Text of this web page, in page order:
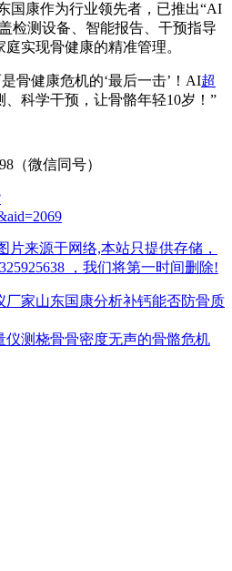
国康作为行业领先者，已推出“AI
检测设备、智能报告、干预指导
实现骨健康的精准管理。
骨健康危机的‘最后一击’！ AI超
、科学干预，让骨骼年轻10岁！”
（微信同号）
片来源于网络,本站只提供存储，
，我们将第一时间删除!
厂家山东国康分析补钙能否防骨质
测桡骨骨密度无声的骨骼危机